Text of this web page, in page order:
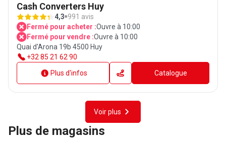
Cash Converters Huy
4,3 991 avis
Fermé pour acheter :Ouvre à 10:00
Fermé pour vendre :Ouvre à 10:00
Quai d'Arona 19b 4500 Huy
+32 85 21 62 90
Plus d'infos
Catalogue
Voir plus
Plus de magasins